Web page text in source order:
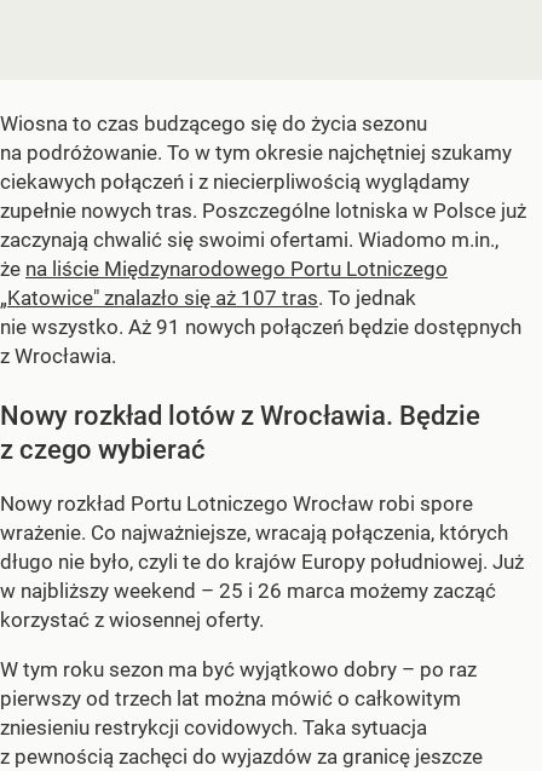
Wiosna to czas budzącego się do życia sezonu
na podróżowanie. To w tym okresie najchętniej szukamy
ciekawych połączeń i z niecierpliwością wyglądamy
zupełnie nowych tras. Poszczególne lotniska w Polsce już
zaczynają chwalić się swoimi ofertami. Wiadomo m.in.,
że na liście Międzynarodowego Portu Lotniczego
„Katowice" znalazło się aż 107 tras. To jednak
nie wszystko. Aż 91 nowych połączeń będzie dostępnych
z Wrocławia.
Nowy rozkład lotów z Wrocławia. Będzie
z czego wybierać
Nowy rozkład Portu Lotniczego Wrocław robi spore
wrażenie. Co najważniejsze, wracają połączenia, których
długo nie było, czyli te do krajów Europy południowej. Już
w najbliższy weekend – 25 i 26 marca możemy zacząć
korzystać z wiosennej oferty.
W tym roku sezon ma być wyjątkowo dobry – po raz
pierwszy od trzech lat można mówić o całkowitym
zniesieniu restrykcji covidowych. Taka sytuacja
z pewnością zachęci do wyjazdów za granicę jeszcze